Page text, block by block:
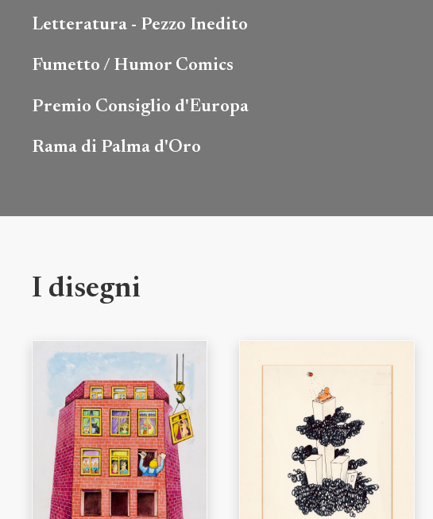
Letteratura - Pezzo Inedito
Fumetto / Humor Comics
Premio Consiglio d'Europa
Rama di Palma d'Oro
I disegni